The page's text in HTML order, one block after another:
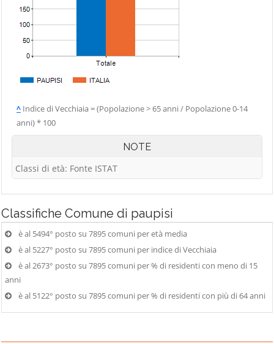
^ Indice di Vecchiaia = (Popolazione > 65 anni / Popolazione 0-14
anni) * 100
NOTE
Classi di età: Fonte ISTAT
Classifiche Comune di paupisi
è al 5494° posto su 7895 comuni per età media
è al 5227° posto su 7895 comuni per indice di Vecchiaia
è al 2673° posto su 7895 comuni per % di residenti con meno di 15
anni
è al 5122° posto su 7895 comuni per % di residenti con più di 64 anni